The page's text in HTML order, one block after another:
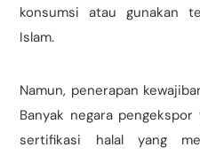
konsumsi atau gunakan
Islam.
Namun, penerapan
Banyak negara
sertifikasi halal yang